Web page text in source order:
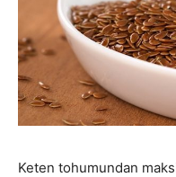
Keten tohumundan